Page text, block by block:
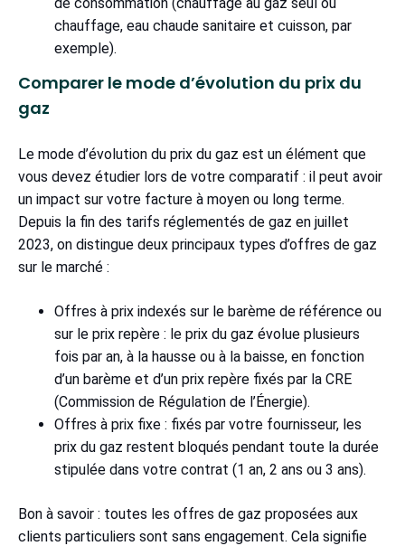
chauffage, eau chaude sanitaire et cuisson, par
exemple).
Comparer le mode d’évolution du prix du
gaz
Le mode d’évolution du prix du gaz est un élément que
vous devez étudier lors de votre comparatif : il peut avoir
un impact sur votre facture à moyen ou long terme.
Depuis la fin des tarifs réglementés de gaz en juillet
2023, on distingue deux principaux types d’offres de gaz
sur le marché :
Offres à prix indexés sur le barème de référence ou
sur le prix repère : le prix du gaz évolue plusieurs
fois par an, à la hausse ou à la baisse, en fonction
d’un barème et d’un prix repère fixés par la CRE
(Commission de Régulation de l’Énergie).
Offres à prix fixe : fixés par votre fournisseur, les
prix du gaz restent bloqués pendant toute la durée
stipulée dans votre contrat (1 an, 2 ans ou 3 ans).
Bon à savoir : toutes les offres de gaz proposées aux
clients particuliers sont sans engagement. Cela signifie